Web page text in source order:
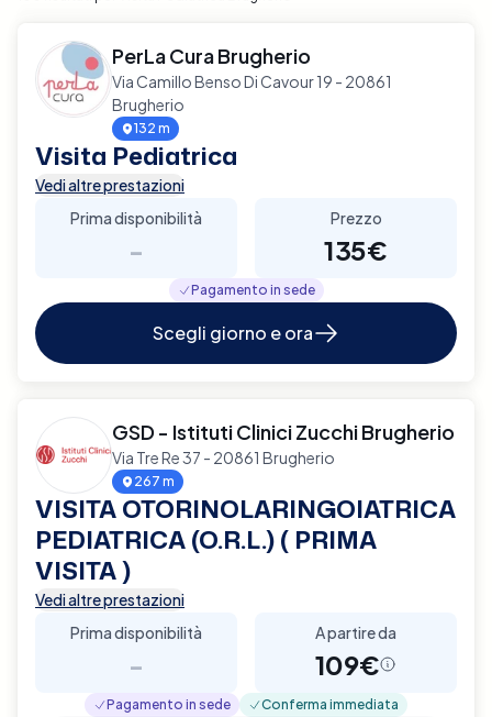
PerLa Cura Brugherio
Via Camillo Benso Di Cavour 19 - 20861
Brugherio
132 m
Visita Pediatrica
Vedi altre prestazioni
Prima disponibilità
-
Prezzo
135€
Pagamento in sede
Scegli giorno e ora
GSD - Istituti Clinici Zucchi Brugherio
Via Tre Re 37 - 20861 Brugherio
267 m
VISITA OTORINOLARINGOIATRICA
PEDIATRICA (O.R.L.) ( PRIMA
VISITA )
Vedi altre prestazioni
Prima disponibilità
-
A partire da
109€
Pagamento in sede Conferma immediata